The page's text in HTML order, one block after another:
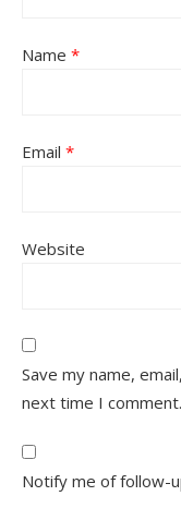
Name *
Email *
Website
Save my name,
next time I comment.
Notify me of follow-